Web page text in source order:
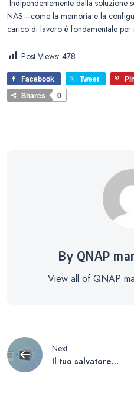
Indipendentemente dalla soluzione
NAS—come la memoria e la
carico di lavoro è fondamentale per
Post Views: 478
Facebook Tweet
Shares
0
By QNAP
View all of QNAP
Navigazione
articoli
Next:
Il tuo salvatore